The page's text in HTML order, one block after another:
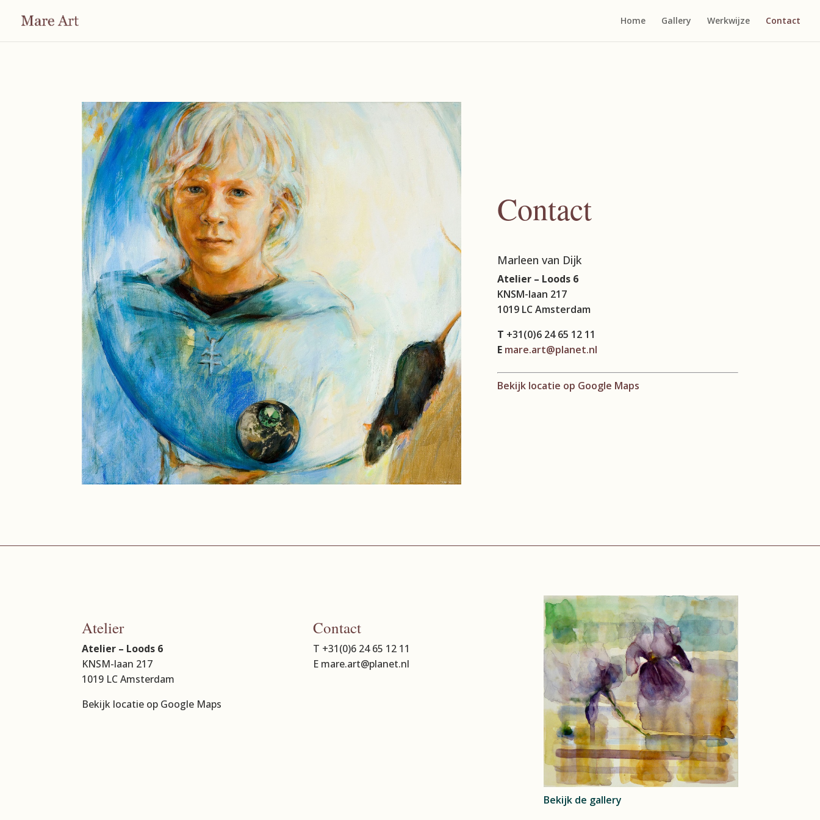
Home Gallery Werkwijze Contact
Contact
Marleen van Dijk
Atelier – Loods 6
KNSM-laan 217
1019 LC Amsterdam
T +31(0)6 24 65 12 11
E mare.art@planet.nl
Bekijk locatie op Google Maps
Atelier
Atelier – Loods 6
KNSM-laan 217
1019 LC Amsterdam
Bekijk locatie op Google Maps
Contact
T +31(0)6 24 65 12 11
E mare.art@planet.nl
Bekijk de gallery